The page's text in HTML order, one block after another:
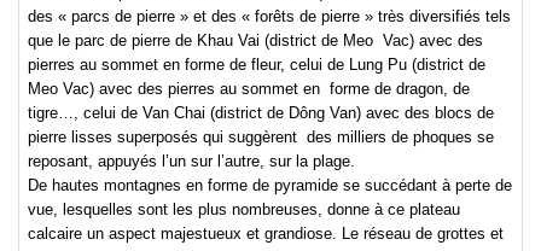
des « parcs de pierre » et des « forêts de pierre » très diversifiés tels
que le parc de pierre de Khau Vai (district de Meo Vac) avec des
pierres au sommet en forme de fleur, celui de Lung Pu (district de
Meo Vac) avec des pierres au sommet en forme de dragon, de
tigre…, celui de Van Chai (district de Dông Van) avec des blocs de
pierre lisses superposés qui suggèrent des milliers de phoques se
reposant, appuyés l’un sur l’autre, sur la plage.
De hautes montagnes en forme de pyramide se succédant à perte de
vue, lesquelles sont les plus nombreuses, donne à ce plateau
calcaire un aspect majestueux et grandiose. Le réseau de grottes et